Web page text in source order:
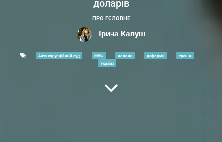
доларів
ПРО ГОЛОВНЕ
Ірина Капуш
Антикорупційний суд МВФ новини реформи
трашн
Україна